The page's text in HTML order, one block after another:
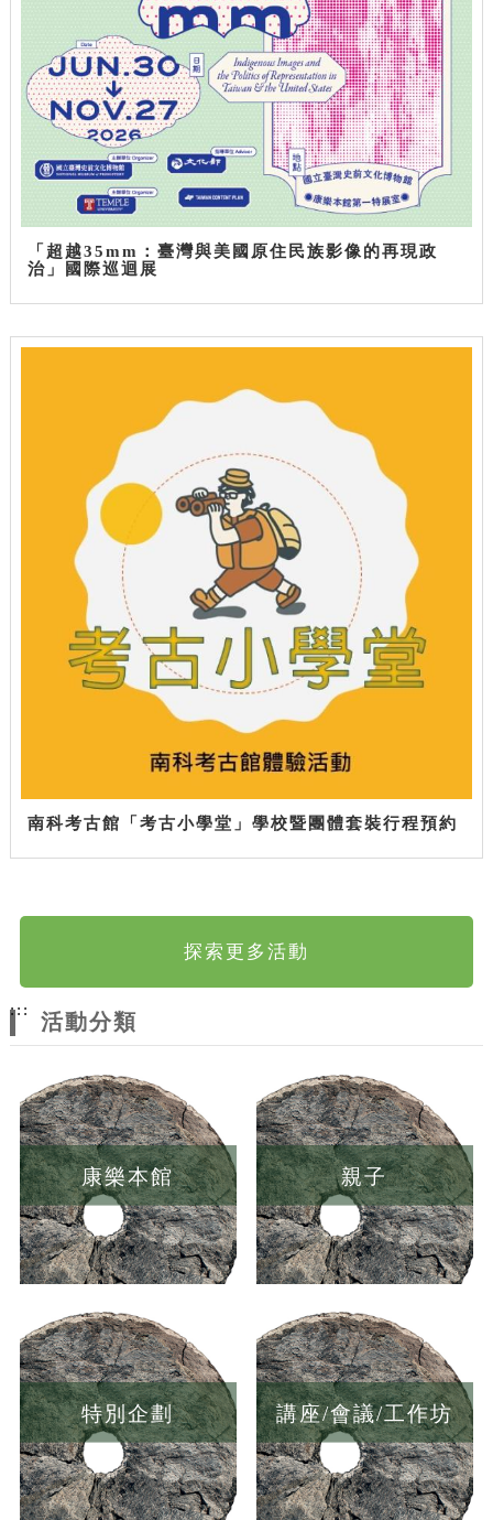
「超越35mm：臺灣與美國原住民族影像的再現政
治」國際巡迴展
南科考古館「考古小學堂」學校暨團體套裝行程預約
探索更多活動
:::
活動分類
康樂本館 親子
特別企劃 講座/會議/工作坊